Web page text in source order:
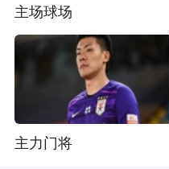
主场球场
主力门将